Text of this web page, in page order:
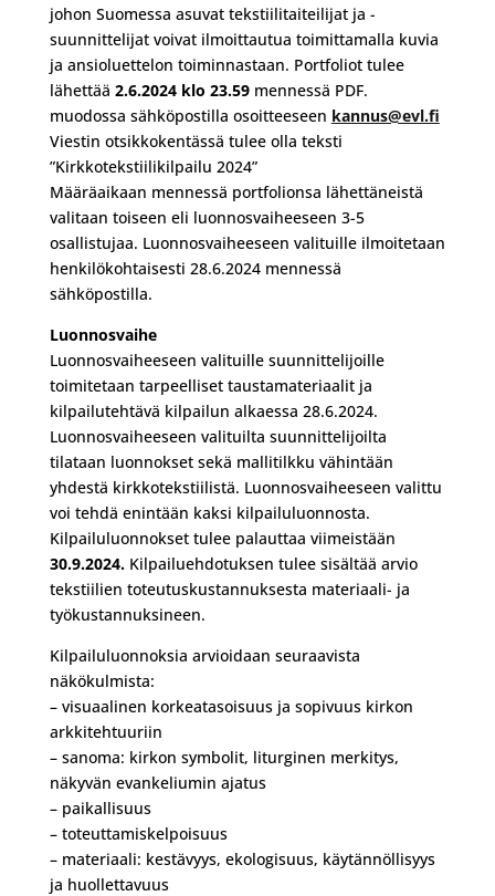
johon Suomessa asuvat tekstiilitaiteilijat ja -
suunnittelijat voivat ilmoittautua toimittamalla kuvia
ja ansioluettelon toiminnastaan. Portfoliot tulee
lähettää 2.6.2024 klo 23.59mennessä PDF.
muodossa sähköpostilla osoitteeseen kannus@evl.fi
Viestin otsikkokentässä tulee olla teksti
”Kirkkotekstiilikilpailu 2024”
Määräaikaan mennessä portfolionsa lähettäneistä
valitaan toiseen eli luonnosvaiheeseen 3-5
osallistujaa. Luonnosvaiheeseen valituille ilmoitetaan
henkilökohtaisesti 28.6.2024 mennessä
sähköpostilla.
Luonnosvaihe
Luonnosvaiheeseen valituille suunnittelijoille
toimitetaan tarpeelliset taustamateriaalit ja
kilpailutehtävä kilpailun alkaessa 28.6.2024.
Luonnosvaiheeseen valituilta suunnittelijoilta
tilataan luonnokset sekä mallitilkku vähintään
yhdestä kirkkotekstiilistä. Luonnosvaiheeseen valittu
voi tehdä enintään kaksi kilpailuluonnosta.
Kilpailuluonnokset tulee palauttaa viimeistään
30.9.2024. Kilpailuehdotuksen tulee sisältää arvio
tekstiilien toteutuskustannuksesta materiaali- ja
työkustannuksineen.
Kilpailuluonnoksia arvioidaan seuraavista
näkökulmista:
– visuaalinen korkeatasoisuus ja sopivuus kirkon
arkkitehtuuriin
– sanoma: kirkon symbolit, liturginen merkitys,
näkyvän evankeliumin ajatus
– paikallisuus
– toteuttamiskelpoisuus
– materiaali: kestävyys, ekologisuus, käytännöllisyys
ja huollettavuus